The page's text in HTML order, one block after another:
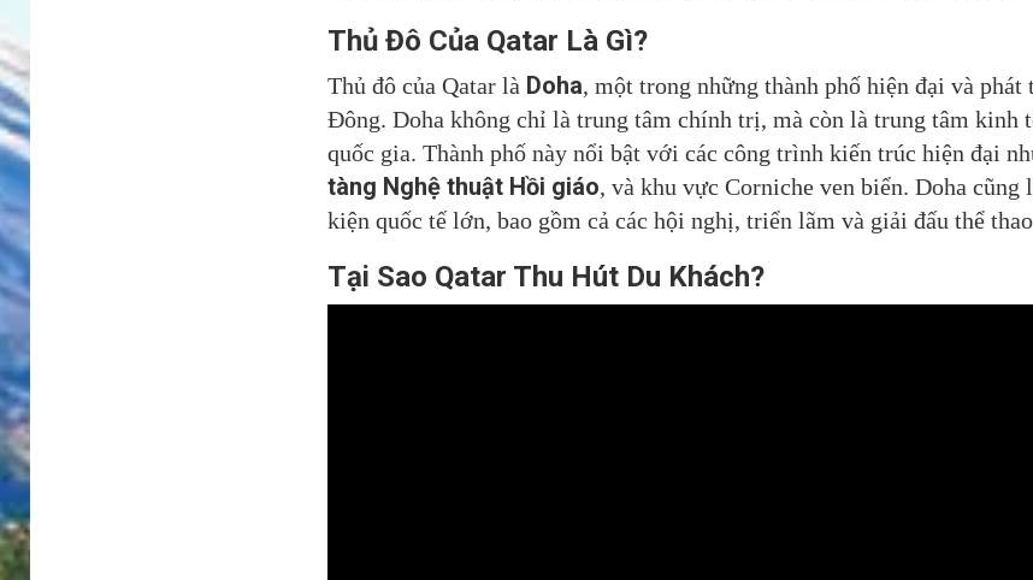
Thủ Đô Của Qatar Là Gì?
Thủ đô của Qatar là Doha, một trong những thành phố hiện đại và phát
Đông. Doha không chỉ là trung tâm chính trị, mà còn là trung tâm kinh
quốc gia. Thành phố này nổi bật với các công trình kiến trúc hiện đại
tàng Nghệ thuật Hồi giáo, và khu vực Corniche ven biển. Doha cũng
kiện quốc tế lớn, bao gồm cả các hội nghị, triển lãm và giải đấu thể
Tại Sao Qatar Thu Hút Du Khách?